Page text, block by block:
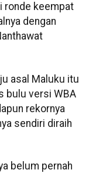
ronde keempat
dengan
asal Maluku itu
bulu versi WBA
rekornya
sendiri diraih
belum pernah